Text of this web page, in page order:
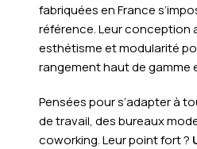
fabriquées en France
référence. Leur conception
esthétisme et modularité
rangement haut de gamme
Pensées pour s’adapter à
de travail, des bureaux
coworking. Leur point fort ?